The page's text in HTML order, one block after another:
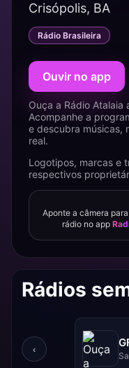
Crisópolis, BA
Rádio Brasileira
Ouvir no app
Ouça a Rádio Atalaia
Acompanhe a
e descubra músicas,
real.
Logotipos, marcas e
respectivos
Aponte a câmera
rádio no app
Rádios
‹